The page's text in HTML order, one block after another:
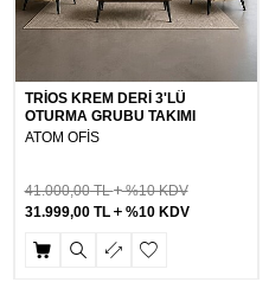
TRİOS KREM DERİ 3'LÜ
OTURMA GRUBU TAKIMI
ATOM OFİS
41.000,00TL %10 KDV
31.999,00TL %10 KDV